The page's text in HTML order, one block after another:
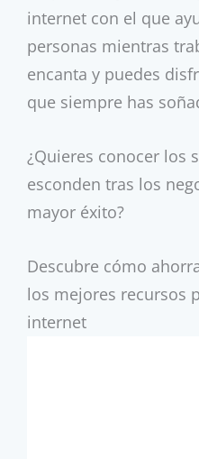
internet con el que
personas mientras
encanta y puedes
que siempre has
¿Quieres conocer los
esconden tras los
mayor éxito?
Descubre cómo
los mejores recursos
internet